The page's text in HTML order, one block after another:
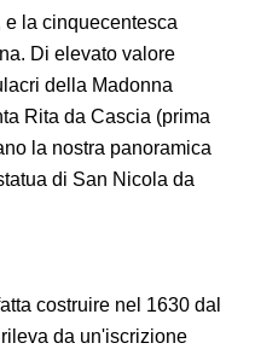
la cinquecentesca
Di elevato valore
della Madonna
Rita da Cascia (prima
la nostra panoramica
di San Nicola da
costruire nel 1630 dal
da un'iscrizione